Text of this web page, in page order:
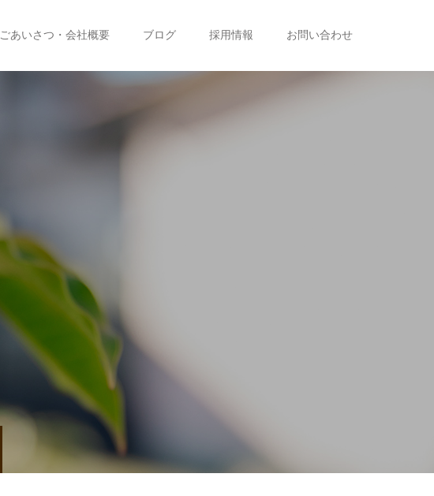
ごあいさつ・会社概要 ブログ 採用情報 お問い合わせ